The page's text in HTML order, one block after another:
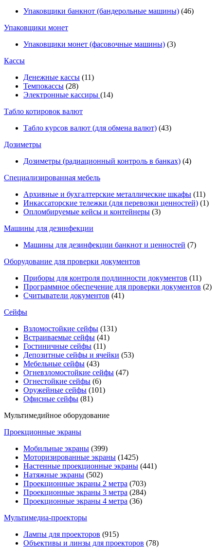
Упаковщики банкнот (бандерольные машины) (46)
Упаковщики монет
Упаковщики монет (фасовочные машины) (3)
Кассы
Денежные кассы (11)
Темпокассы (28)
Электронные кассиры (14)
Табло котировок валют
Табло курсов валют (для обмена валют) (43)
Дозиметры
Дозиметры (радиационный контроль в банках) (4)
Специализированная мебель
Архивные и бухгалтерские металлические шкафы (11)
Инкассаторские тележки (для перевозки ценностей) (1)
Опломбируемые кейсы и контейнеры (3)
Машины для дезинфекции
Машины для дезинфекции банкнот и ценностей (7)
Оборудование для проверки документов
Приборы для контроля подлинности документов (11)
Программное обеспечение для проверки документов (2)
Считыватели документов (41)
Сейфы
Взломостойкие сейфы (131)
Встраиваемые сейфы (41)
Гостиничные сейфы (11)
Депозитные сейфы и ячейки (53)
Мебельные сейфы (43)
Огневзломостойкие сейфы (47)
Огнестойкие сейфы (6)
Оружейные сейфы (101)
Офисные сейфы (81)
Мультимедийное оборудование
Проекционные экраны
Мобильные экраны (399)
Моторизированные экраны (1425)
Настенные проекционные экраны (441)
Натяжные экраны (502)
Проекционные экраны 2 метра (703)
Проекционные экраны 3 метра (284)
Проекционные экраны 4 метра (36)
Мультимедиa-проекторы
Лампы для проекторов (915)
Объективы и линзы для проекторов (78)